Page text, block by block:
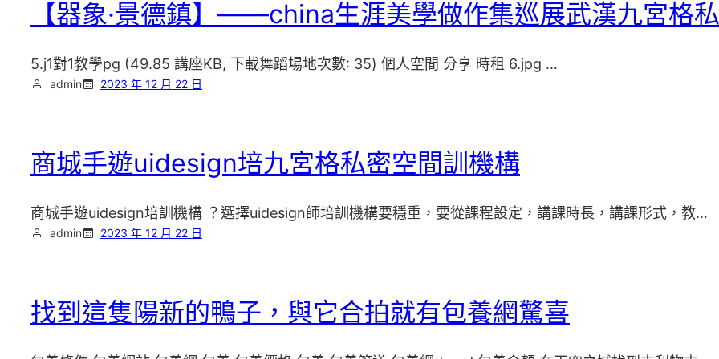
【器象·景德鎮】——china生涯美學做作集巡展武漢九宮格
5.j1對1教學pg (49.85 講座KB, 下載舞蹈場地次數: 35) 個人空間 分享 時租 6.jpg …
admin 2023 年 12 月 22 日
商城手遊uidesign培九宮格私密空間訓機構
商城手遊uidesign培訓機構 ？選擇uidesign師培訓機構要穩重，要從課程設定，講課時長，講課形式，教…
admin 2023 年 12 月 22 日
找到這隻陽新的鴨子，與它合拍就有包養網驚喜